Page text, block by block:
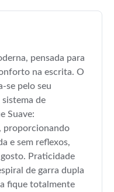
pensada para
na escrita. O
se pelo seu
de
Suave:
proporcionando
e sem reflexos,
Praticidade
de garra dupla
fique totalmente